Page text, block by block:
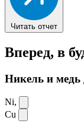
Читать отчет
Вперед, в
Никель и медь
Ni,
Cu